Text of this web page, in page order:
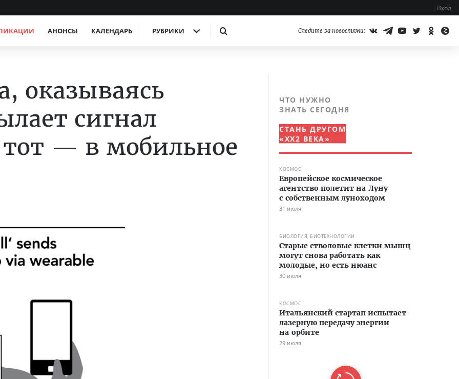
Вход
АНОНСЫ КАЛЕНДАРЬ РУБРИКИ Следите за новостями:
оказываясь
сигнал
— в мобильное
ЧТО НУЖНО
ЗНАТЬ СЕГОДНЯ
СТАНЬ ДРУГОМ
«XX2 ВЕКА»
КОСМОС
Европейское космическое
агентство полетит на Луну
с собственным луноходом
31 июля
БИОЛОГИЯ, БИОТЕХНОЛОГИИ
Старые стволовые клетки мышц
могут снова работать как
молодые, но есть нюанс
30 июля
КОСМОС
Итальянский стартап испытает
лазерную передачу энергии
на орбите
29 июля